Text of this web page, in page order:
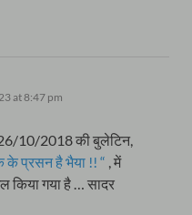
at 8:47 pm
26/10/2018 की बुलेटिन,
के प्रसन है भैया !! “ , में
किया गया है … सादर